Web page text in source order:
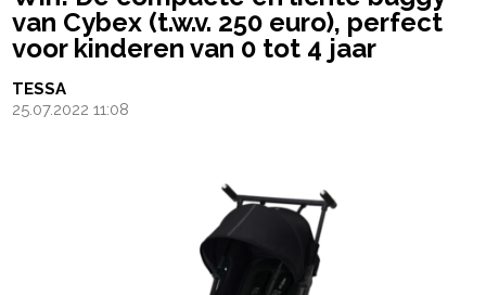
van Cybex (t.w.v. 250 euro), perfect
voor kinderen van 0 tot 4 jaar
TESSA
25.07.2022 11:08